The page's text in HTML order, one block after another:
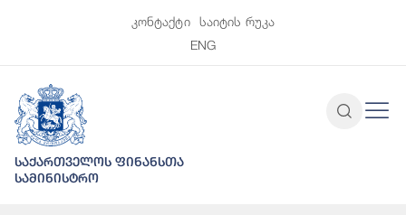
კონტაქტი
საიტის რუკა
ENG
საქართველოს ფინანსთა
სამინისტრო